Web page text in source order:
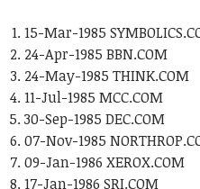
15-Mar-1985
24-Apr-1985 BBN.COM
24-May-1985 THINK.COM
11-Jul-1985 MCC.COM
30-Sep-1985 DEC.COM
07-Nov-1985
09-Jan-1986 XEROX.COM
17-Jan-1986 SRI.COM